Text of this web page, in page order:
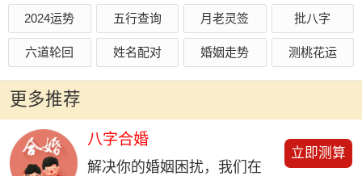
2024运势 五行查询 月老灵签 批八字
六道轮回 姓名配对 婚姻走势 测桃花运
更多推荐
八字合婚
解决你的婚姻困扰，我们在
立即测算